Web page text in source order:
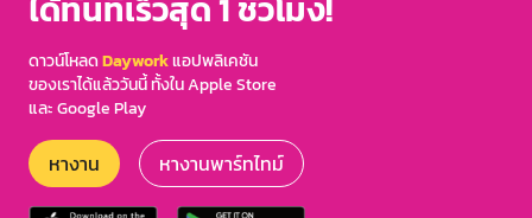
ดาวน์โหลดDayworkแอปพลิเคชัน
ของเราได้แล้ววันนี้ ทั้งใน Apple Store
และ Google Play
หางาน หางานพาร์ทไทม์